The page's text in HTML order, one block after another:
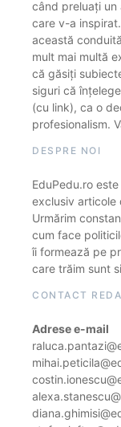
când preluați un
care v-a
această
mult mai multă
că găsiți
siguri că
(cu link), ca o
profesionalism.
DESPRE NOI
EduPedu.ro
exclusiv articole
Urmărim
cum face
îi formează pe
care trăim sunt
CONTACT
Adrese e-mail